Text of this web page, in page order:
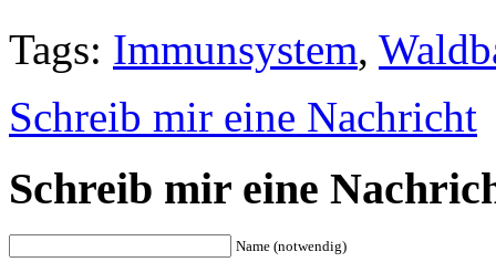
Tags: Immunsystem,
Schreib mir eine Nachricht
Schreib mir eine
Name (notwendig)